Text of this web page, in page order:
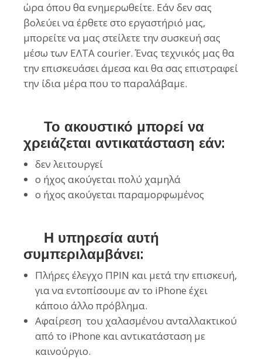
ώρα όπου θα ενημερωθείτε. Εάν δεν σας
βολεύει να έρθετε στο εργαστήριό μας,
μπορείτε να μας στείλετε την συσκευή σας
μέσω των ΕΛΤΑ courier. Ένας τεχνικός μας θα
την επισκευάσει άμεσα και θα σας επιστραφεί
την ίδια μέρα που το παραλάβαμε.
Το ακουστικό μπορεί να
χρειάζεται αντικατάσταση εάν:
δεν λειτουργεί
ο ήχος ακούγεται πολύ χαμηλά
ο ήχος ακούγεται παραμορφωμένος
Η υπηρεσία αυτή
συμπεριλαμβάνει:
Πλήρες έλεγχο ΠΡΙΝ και μετά την επισκευή,
για να εντοπίσουμε αν το iPhone έχει
κάποιο άλλο πρόβλημα.
Αφαίρεση του χαλασμένου ανταλλακτικού
από το iPhone και αντικατάσταση με
καινούργιο.